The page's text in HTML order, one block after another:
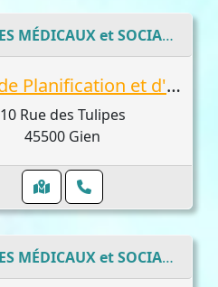
CENTRES MÉDICAUX et SOCIAUX
Centre de Planification et d'Éducation Familiale
10 Rue des Tulipes
45500 Gien
CENTRES MÉDICAUX et SOCIAUX